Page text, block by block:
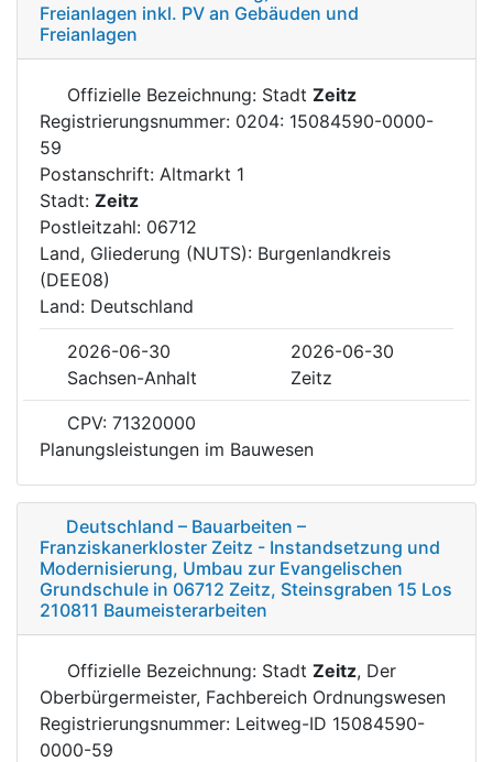
Freianlagen inkl. PV an Gebäuden und
Freianlagen
Offizielle Bezeichnung: Stadt Zeitz
Registrierungsnummer: 0204: 15084590-0000-
59
Postanschrift: Altmarkt 1
Stadt: Zeitz
Postleitzahl: 06712
Land, Gliederung (NUTS): Burgenlandkreis
(DEE08)
Land: Deutschland
2026-06-30
2026-06-30
Sachsen-Anhalt
Zeitz
CPV: 71320000
Planungsleistungen im Bauwesen
Deutschland – Bauarbeiten –
Franziskanerkloster Zeitz - Instandsetzung und
Modernisierung, Umbau zur Evangelischen
Grundschule in 06712 Zeitz, Steinsgraben 15 Los
210811 Baumeisterarbeiten
Offizielle Bezeichnung: Stadt Zeitz, Der
Oberbürgermeister, Fachbereich Ordnungswesen
Registrierungsnummer: Leitweg-ID 15084590-
0000-59